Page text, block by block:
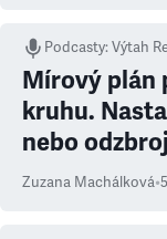
Podcasty:Výtah
Mírový plán
kruhu.
nebo
Zuzana Machálková•